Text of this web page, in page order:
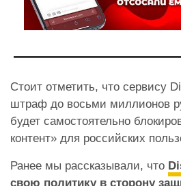
Стоит отметить, что сервису
штраф до восьми миллионов
будет самостоятельно
контент» для российских
Ранее мы рассказывали, что
свою политику в сторону